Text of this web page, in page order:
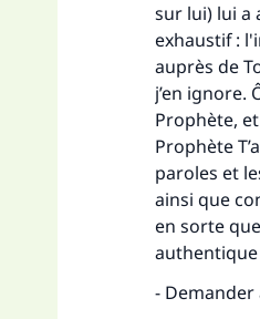
sur lui) lui a
exhaustif :
auprès de
j’en ignore.
Prophète,
Prophète
paroles et
ainsi que
en sorte
authentique
- Demander